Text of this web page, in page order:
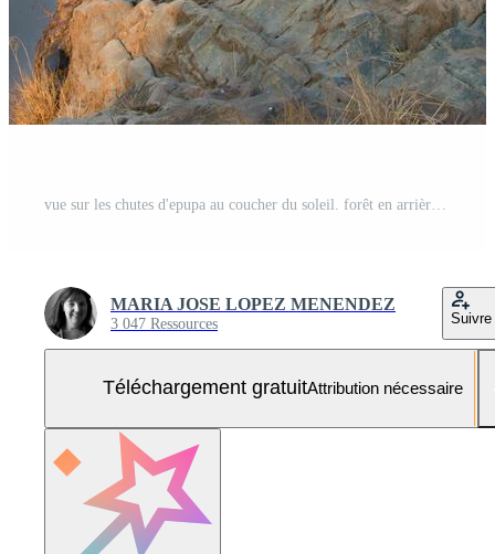
MARIA JOSE LOPEZ MENENDEZ
3 047 Ressources Suivre
Téléchargement gratuitAttribution nécessaire